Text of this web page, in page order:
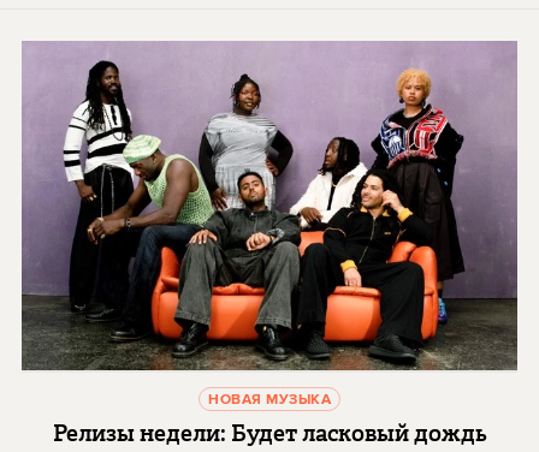
НОВАЯ МУЗЫКА
Релизы недели: Будет ласковый дождь